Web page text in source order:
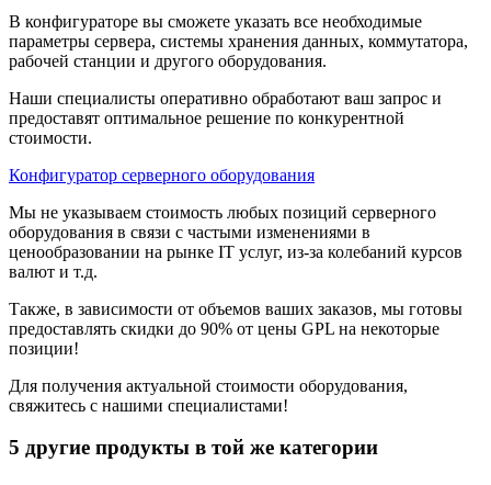
В конфигураторе вы сможете указать все необходимые
параметры сервера, системы хранения данных, коммутатора,
рабочей станции и другого оборудования.
Наши специалисты оперативно обработают ваш запрос и
предоставят оптимальное решение по конкурентной
стоимости.
Конфигуратор серверного оборудования
Мы не указываем стоимость любых позиций серверного
оборудования в связи с частыми изменениями в
ценообразовании на рынке IT услуг, из-за колебаний курсов
валют и т.д.
Также, в зависимости от объемов ваших заказов, мы готовы
предоставлять скидки до 90% от цены GPL на некоторые
позиции!
Для получения актуальной стоимости оборудования,
свяжитесь с нашими специалистами!
5 другие продукты в той же категории